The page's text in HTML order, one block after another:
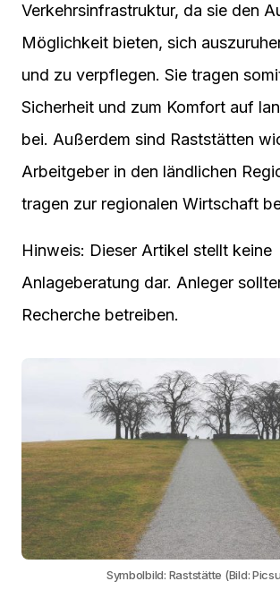
Verkehrsinfrastruktur, da sie den
Möglichkeit bieten, sich
und zu verpflegen. Sie tragen
Sicherheit und zum Komfort auf
bei. Außerdem sind Raststätten
Arbeitgeber in den ländlichen
tragen zur regionalen Wirtschaft
Hinweis: Dieser Artikel stellt keine
Anlageberatung dar. Anleger
Recherche betreiben.
Symbolbild: Raststätte (Bild: